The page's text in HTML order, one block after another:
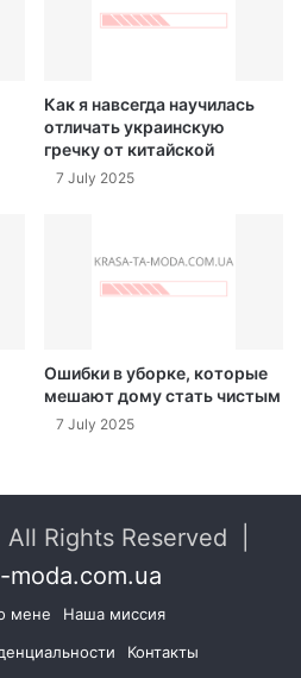
Как я навсегда научилась
отличать украинскую
гречку от китайской
7 July 2025
Ошибки в уборке, которые
мешают дому стать чистым
7 July 2025
Rights Reserved |
moda.com.ua
мене
Наша миссия
Контакты